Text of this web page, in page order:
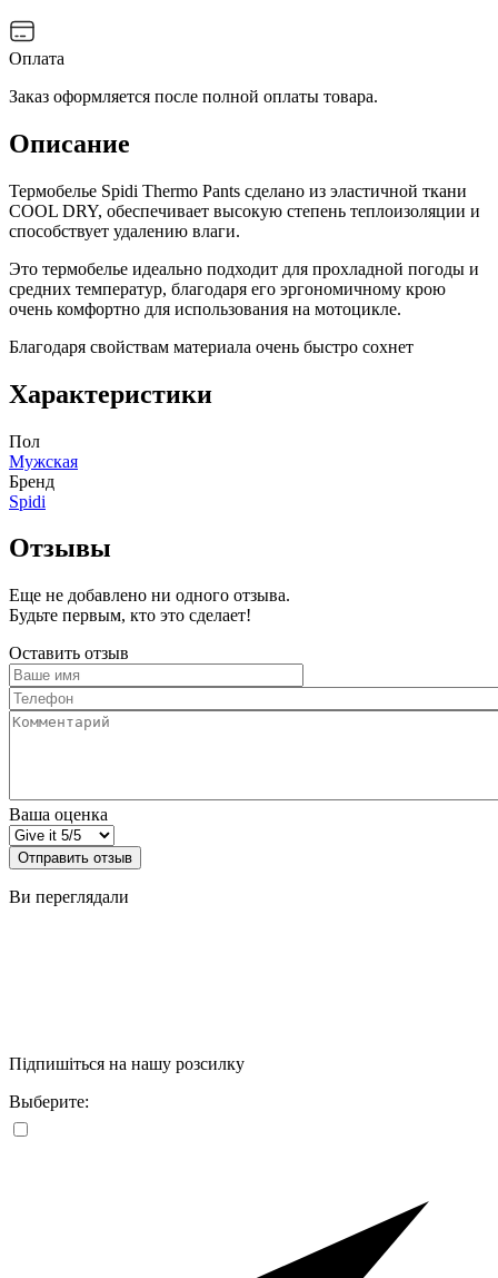
Оплата
Заказ оформляется после полной оплаты товара.
Описание
Термобелье Spidi Thermo Pants cделано из эластичной ткани
COOL DRY, обеспечивает высокую степень теплоизоляции и
способствует удалению влаги.
Это термобелье идеально подходит для прохладной погоды и
средних температур, благодаря его эргономичному крою
очень комфортно для использования на мотоцикле.
Благодаря свойствам материала очень быстро сохнет
Характеристики
Пол
Мужская
Бренд
Spidi
Отзывы
Еще не добавлено ни одного отзыва.
Будьте первым, кто это сделает!
Оставить отзыв
Ваше
имя
Телефон
Комментарий
Ваша оценка
Отправить отзыв
Ви переглядали
Підпишіться на нашу розсилку
Выберите: